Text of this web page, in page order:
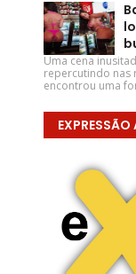
Uma cena
repercutindo nas
encontrou uma
EXPRESSÃO